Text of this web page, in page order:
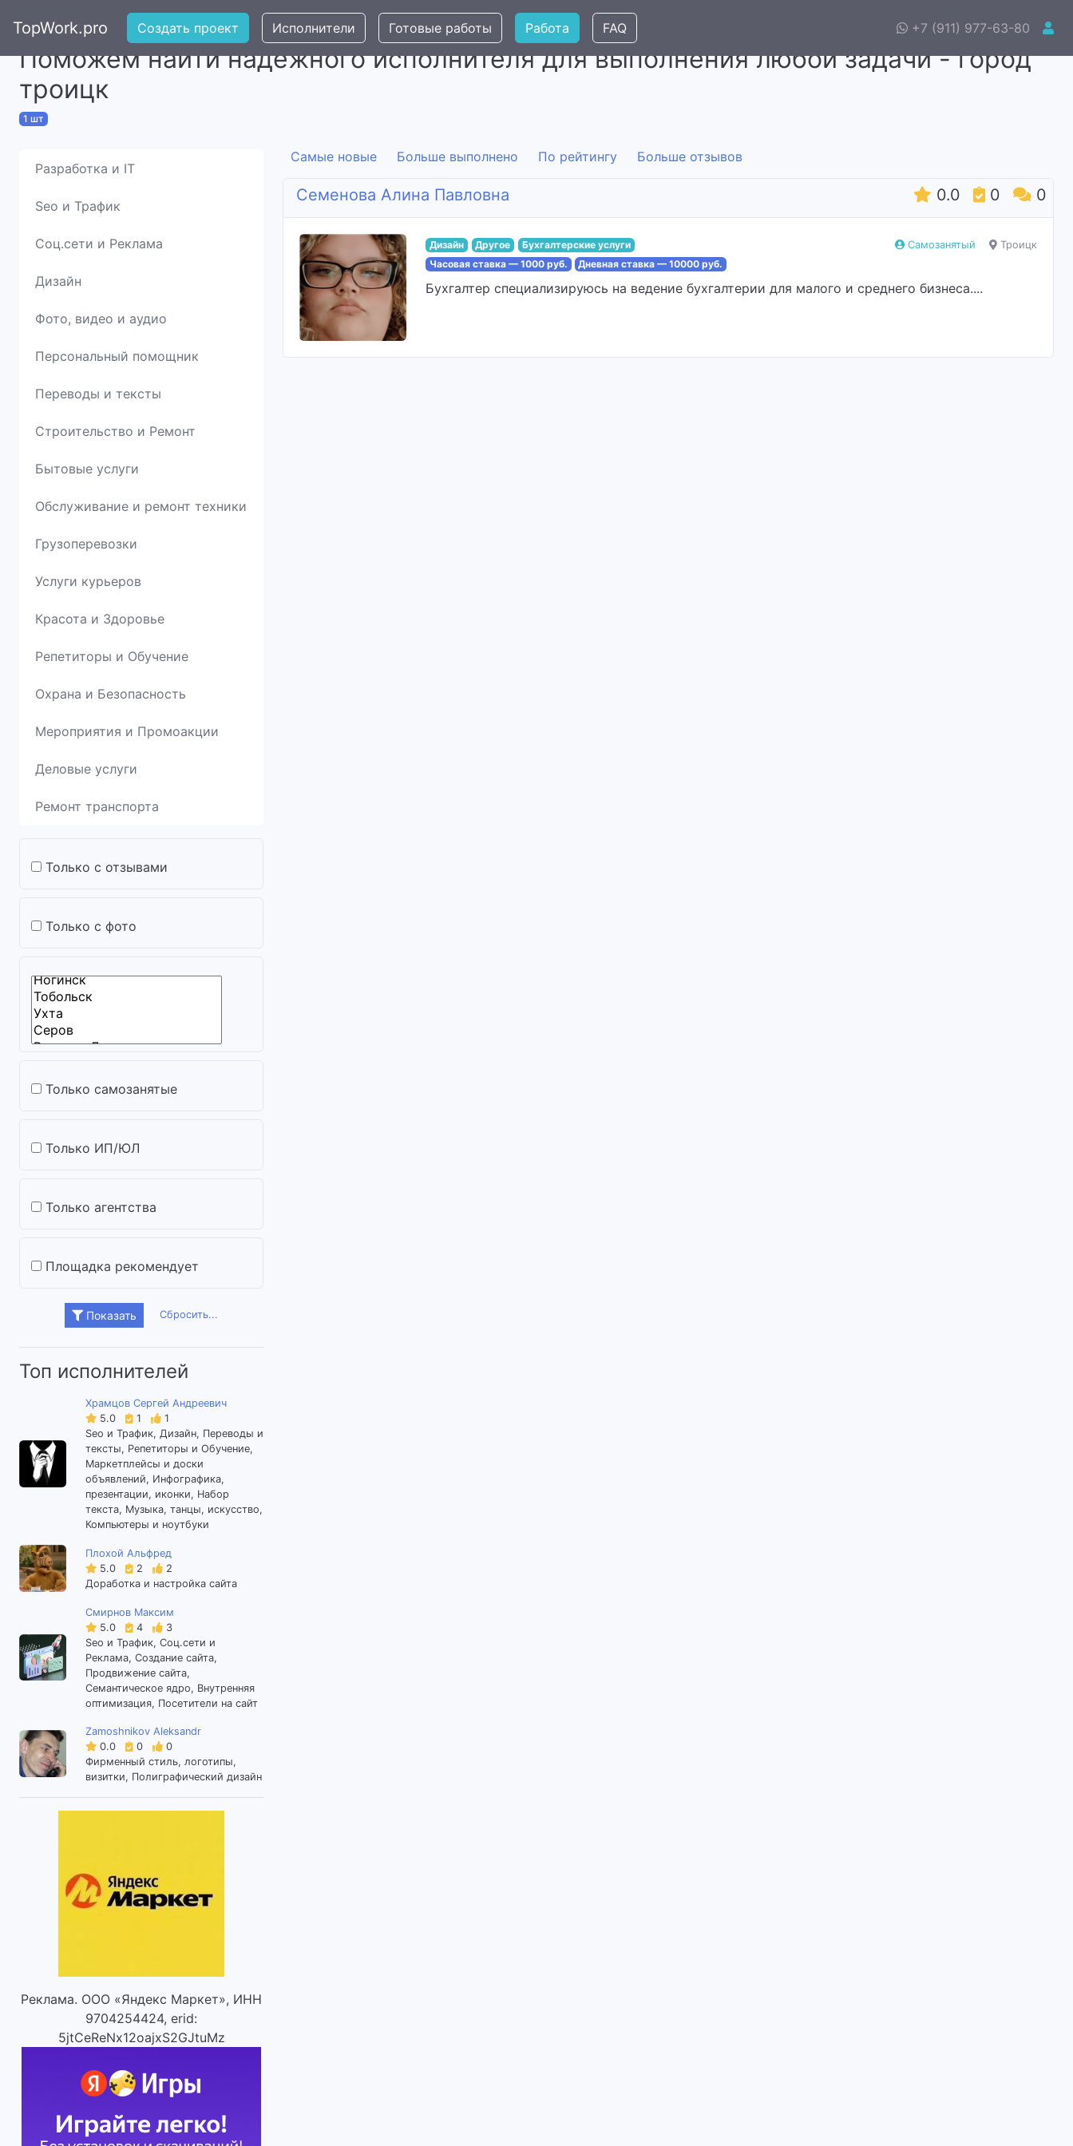
TopWork.pro Создать проект Исполнители Готовые работы Работа FAQ +7 (911) 977-63-80
Поможем найти надежного исполнителя для выполнения любой задачи - город
троицк
1 шт
Разработка и IT
Seo и Трафик
Соц.сети и Реклама
Дизайн
Фото, видео и аудио
Персональный помощник
Переводы и тексты
Строительство и Ремонт
Бытовые услуги
Обслуживание и ремонт техники
Грузоперевозки
Услуги курьеров
Красота и Здоровье
Репетиторы и Обучение
Охрана и Безопасность
Мероприятия и Промоакции
Деловые услуги
Ремонт транспорта
Только с отзывами
Только с фото
Только самозанятые
Только ИП/ЮЛ
Только агентства
Площадка рекомендует
Показать Сбросить...
Топ исполнителей
Храмцов Сергей Андреевич
5.0
1
1
Seo и Трафик, Дизайн, Переводы и
тексты, Репетиторы и Обучение,
Маркетплейсы и доски
объявлений, Инфографика,
презентации, иконки, Набор
текста, Музыка, танцы, искусство,
Компьютеры и ноутбуки
Плохой Альфред
5.0
2
2
Доработка и настройка сайта
Смирнов Максим
5.0
4
3
Seo и Трафик, Соц.сети и
Реклама, Создание сайта,
Продвижение сайта,
Семантическое ядро, Внутренняя
оптимизация, Посетители на сайт
Zamoshnikov Aleksandr
0.0
0
0
Фирменный стиль, логотипы,
визитки, Полиграфический дизайн
Реклама. ООО «Яндекс Маркет», ИНН
9704254424, erid:
5jtCeReNx12oajxS2GJtuMz
Самые новые Больше выполнено По рейтингу Больше отзывов
0.0 0 0
Семенова Алина Павловна
Самозанятый Троицк
Дизайн Другое
Бухгалтерские услуги
Часовая ставка — 1000 руб.
Дневная ставка — 10000 руб.
Бухгалтер специализируюсь на ведение бухгалтерии для малого и среднего бизнеса....